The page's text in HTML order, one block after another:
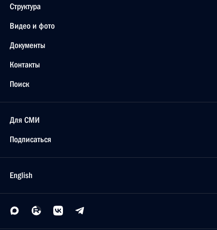
Структура
Видео и фото
Документы
Контакты
Поиск
Для СМИ
Подписаться
English